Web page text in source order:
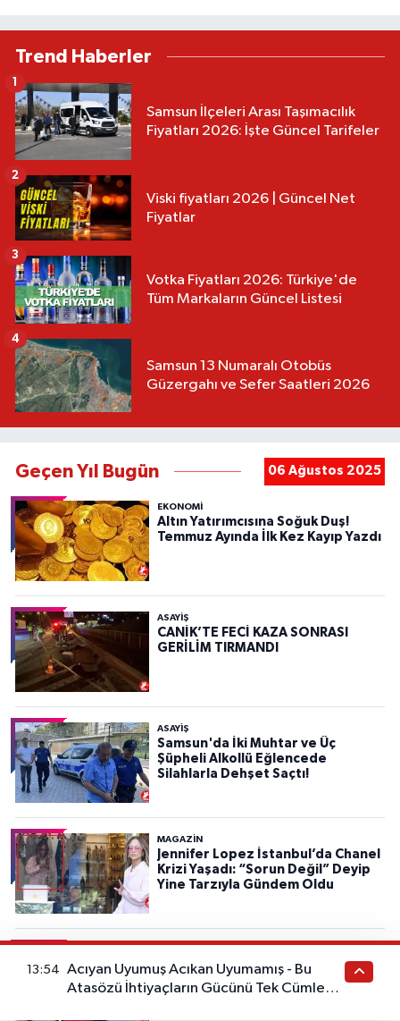
Trend Haberler
Samsun İlçeleri Arası Taşımacılık
Fiyatları 2026: İşte Güncel Tarifeler
1
Viski fiyatları 2026 | Güncel Net
Fiyatlar
2
Votka Fiyatları 2026: Türkiye'de
Tüm Markaların Güncel Listesi
3
Samsun 13 Numaralı Otobüs
Güzergahı ve Sefer Saatleri 2026
4
Geçen Yıl Bugün 06 Ağustos 2025
EKONOMİ
Altın Yatırımcısına Soğuk Duş!
Temmuz Ayında İlk Kez Kayıp Yazdı
ASAYIŞ
CANİK’TE FECİ KAZA SONRASI
GERİLİM TIRMANDI
ASAYIŞ
Samsun'da İki Muhtar ve Üç
Şüpheli Alkollü Eğlencede
Silahlarla Dehşet Saçtı!
MAGAZİN
Jennifer Lopez İstanbul’da Chanel
Krizi Yaşadı: “Sorun Değil” Deyip
Yine Tarzıyla Gündem Oldu
Yol Kenarında Otlayan İneği Çalıp
43 Bin Liraya Sattı!
13:54
Acıyan Uyumuş Acıkan Uyumamış - Bu
Atasözü İhtiyaçların Gücünü Tek Cümlede